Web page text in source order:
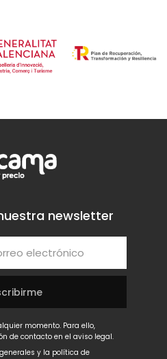
newsletter
momento. Para ello,
de contacto en el aviso legal.
y la política de